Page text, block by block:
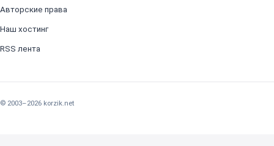
Авторские права
Наш хостинг
RSS лента
© 2003–2026 korzik.net